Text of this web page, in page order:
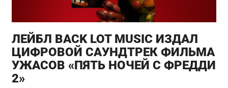
ЛЕЙБЛ BACK LOT MUSIC ИЗДАЛ
ЦИФРОВОЙ САУНДТРЕК ФИЛЬМА
УЖАСОВ «ПЯТЬ НОЧЕЙ С ФРЕДДИ
2»